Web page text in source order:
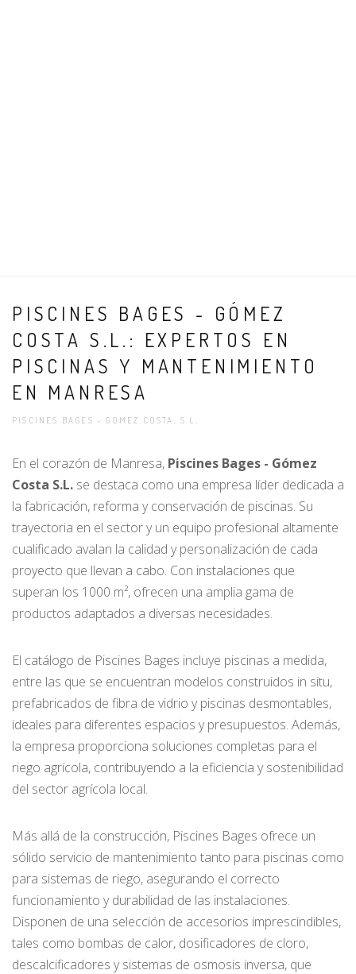
PISCINES BAGES - GÓMEZ
COSTA S.L.: EXPERTOS EN
PISCINAS Y MANTENIMIENTO
EN MANRESA
PISCINES BAGES - GOMEZ COSTA, S.L.
En el corazón de Manresa, Piscines Bages - Gómez
Costa S.L. se destaca como una empresa líder dedicada a
la fabricación, reforma y conservación de piscinas. Su
trayectoria en el sector y un equipo profesional altamente
cualificado avalan la calidad y personalización de cada
proyecto que llevan a cabo. Con instalaciones que
superan los 1000 m², ofrecen una amplia gama de
productos adaptados a diversas necesidades.
El catálogo de Piscines Bages incluye piscinas a medida,
entre las que se encuentran modelos construidos in situ,
prefabricados de fibra de vidrio y piscinas desmontables,
ideales para diferentes espacios y presupuestos. Además,
la empresa proporciona soluciones completas para el
riego agrícola, contribuyendo a la eficiencia y sostenibilidad
del sector agrícola local.
Más allá de la construcción, Piscines Bages ofrece un
sólido servicio de mantenimiento tanto para piscinas como
para sistemas de riego, asegurando el correcto
funcionamiento y durabilidad de las instalaciones.
Disponen de una selección de accesorios imprescindibles,
tales como bombas de calor, dosificadores de cloro,
descalcificadores y sistemas de osmosis inversa, que